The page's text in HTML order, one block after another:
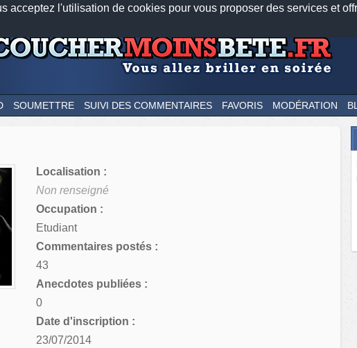
acceptez l'utilisation de cookies pour vous proposer des services et
Nos applications mobiles Newsletter
SOUMETTRE SUIVI DES COMMENTAIRES FAVORIS MODÉRATION
Localisation :
Non renseigné
Occupation :
Etudiant
Commentaires postés :
43
Anecdotes publiées :
0
Date d'inscription :
23/07/2014